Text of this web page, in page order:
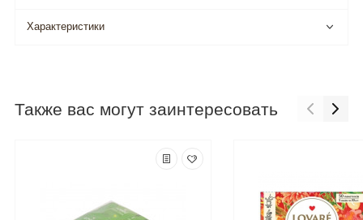
Характеристики
Также вас могут заинтересовать